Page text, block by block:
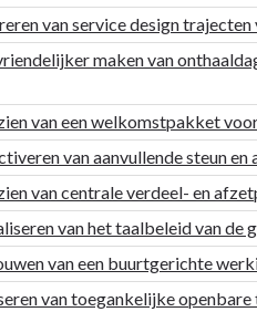
van service design
maken van
van een welkomstpakket
van aanvullende steun
van centrale verdeel- en
van het taalbeleid van
van een buurtgerichte
van toegankelijke